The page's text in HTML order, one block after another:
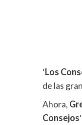
‘Los
de las
Ahora,
Consejos